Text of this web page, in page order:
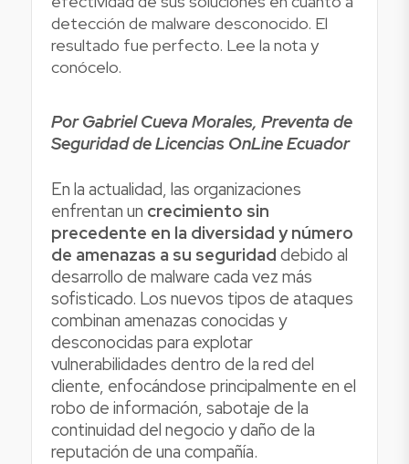
detección de malware desconocido. El
resultado fue perfecto. Lee la nota y
conócelo.
Por Gabriel Cueva Morales, Preventa de
Seguridad de Licencias OnLine Ecuador
En la actualidad, las organizaciones
enfrentan un crecimiento sin
precedente en la diversidad y número
de amenazas a su seguridad debido al
desarrollo de malware cada vez más
sofisticado. Los nuevos tipos de ataques
combinan amenazas conocidas y
desconocidas para explotar
vulnerabilidades dentro de la red del
cliente, enfocándose principalmente en el
robo de información, sabotaje de la
continuidad del negocio y daño de la
reputación de una compañía.